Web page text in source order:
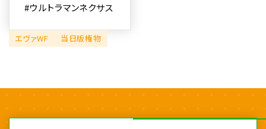
#ウルトラマンネクサス
エヴァWF 当日版権物